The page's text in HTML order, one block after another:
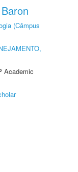
(Câmpus
Academic